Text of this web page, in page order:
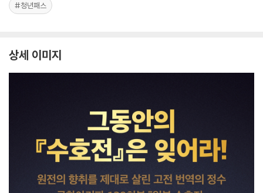
#청년패스
상세 이미지